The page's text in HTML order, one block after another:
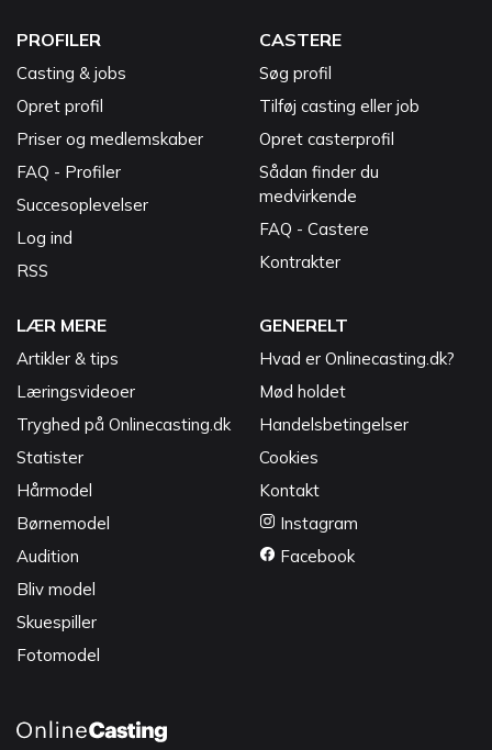
PROFILER
Casting & jobs
Opret profil
Priser og medlemskaber
FAQ - Profiler
Succesoplevelser
Log ind
RSS
CASTERE
Søg profil
Tilføj casting eller job
Opret casterprofil
Sådan finder du
medvirkende
FAQ - Castere
Kontrakter
LÆR MERE
Artikler & tips
Læringsvideoer
Tryghed på Onlinecasting.dk
Statister
Hårmodel
Børnemodel
Audition
Bliv model
Skuespiller
Fotomodel
GENERELT
Hvad er Onlinecasting.dk?
Mød holdet
Handelsbetingelser
Cookies
Kontakt
Instagram
Facebook